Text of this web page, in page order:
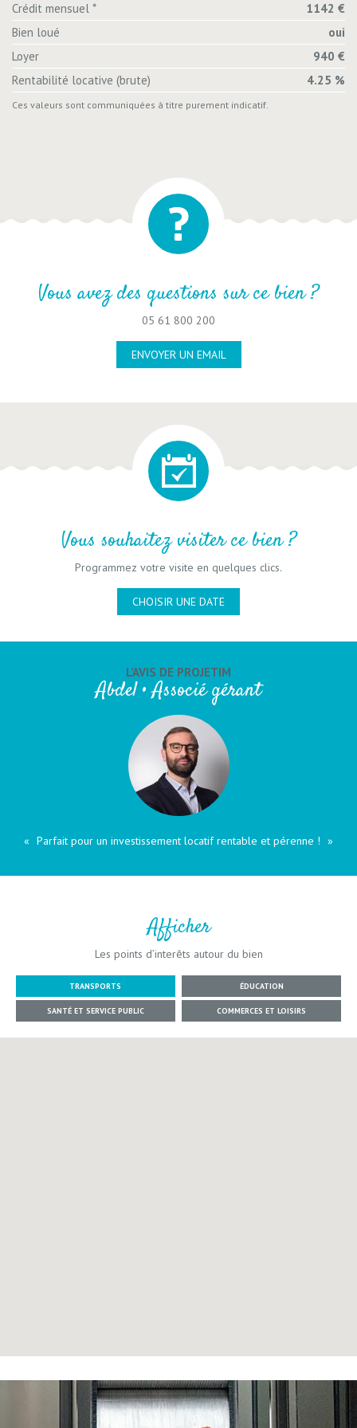
Crédit mensuel *
1142 €
Bien loué
oui
Loyer
940 €
Rentabilité locative (brute)
4.25 %
Ces valeurs sont communiquées à titre purement indicatif.
Vous avez des questions sur ce bien ?
05 61 800 200
ENVOYER UN EMAIL
Vous souhaitez visiter ce bien ?
Programmez votre visite en quelques clics.
CHOISIR UNE DATE
L’AVIS DE PROJETIM
Abdel • Associé gérant
Parfait pour un investissement locatif rentable et pérenne !
Afficher
Les points d’interêts autour du bien
TRANSPORTS ÉDUCATION
SANTÉ ET SERVICE PUBLIC COMMERCES ET LOISIRS